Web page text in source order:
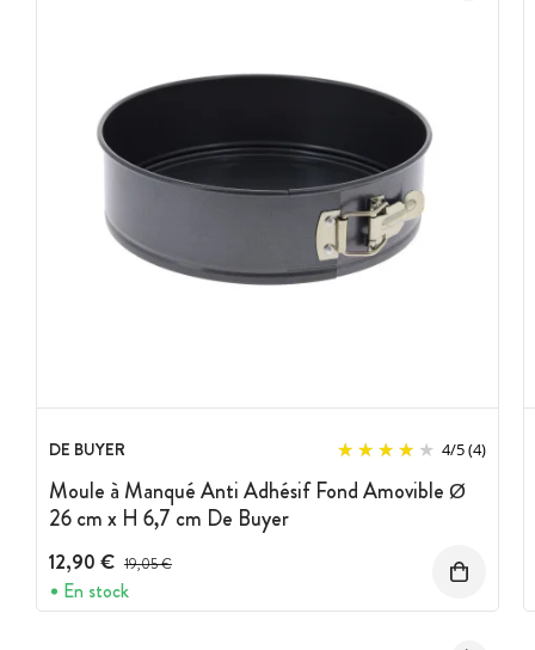
DE BUYER 4/5(4)
Moule à Manqué Anti Adhésif Fond Amovible Ø
26 cm x H 6,7 cm De Buyer
12,90 € Prix avant réduction :
19,05 €
En stock